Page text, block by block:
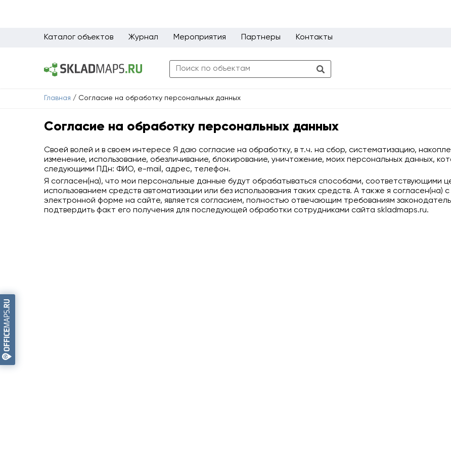
Каталог объектов Журнал Мероприятия Партнеры Контакты
Главная / Согласие на обработку персональных данных
Согласие на обработку персональных данных
Своей волей и в своем интересе Я даю согласие на обработку, в т.ч. на сбор, систематизацию,
изменение, использование, обезличивание, блокирование, уничтожение, моих персональных данных,
следующими ПДн: ФИО, e-mail, адрес, телефон.
Я согласен(на), что мои персональные данные будут обрабатываться способами, соответствующими
использованием средств автоматизации или без использования таких средств. А также я согласен(на)
электронной форме на сайте, является согласием, полностью отвечающим требованиям
подтвердить факт его получения для последующей обработки сотрудниками сайта skladmaps.ru.